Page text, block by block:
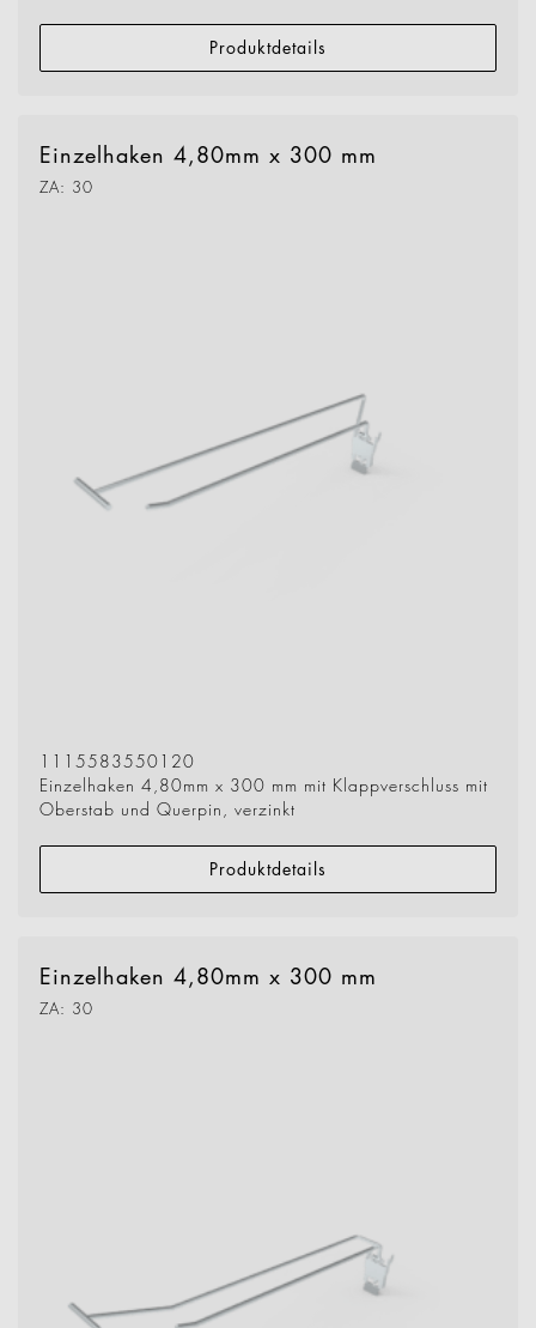
Produktdetails
Einzelhaken 4,80mm x 300 mm
ZA: 30
1115583550120
Einzelhaken 4,80mm x 300 mm mit Klappverschluss mit
Oberstab und Querpin, verzinkt
Produktdetails
Einzelhaken 4,80mm x 300 mm
ZA: 30